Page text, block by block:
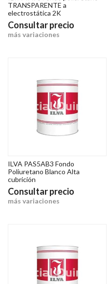
TRANSPARENTE a
electrostática 2K
Consultar precio
más variaciones
ILVA PAS5AB3 Fondo
Poliuretano Blanco Alta
cubrición
Consultar precio
más variaciones